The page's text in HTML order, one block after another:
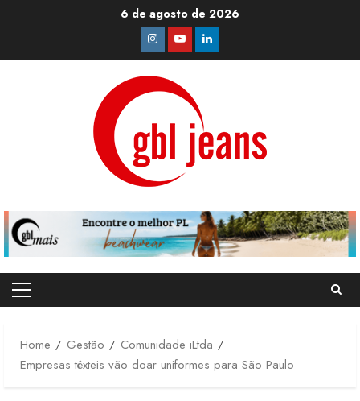
6 de agosto de 2026
Instagram
YoutubeLinkedin
Primary
Home
Gestão
Comunidade iLtda
Empresas têxteis vão doar uniformes para São Paulo